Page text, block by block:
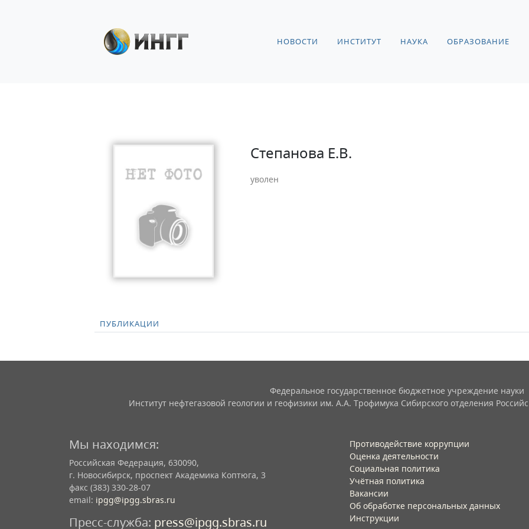
НОВОСТИ ИНСТИТУТ НАУКА ОБРАЗОВАНИЕ
Степанова Е.В.
уволен
ПУБЛИКАЦИИ
Федеральное государственное бюджетное учреждение науки
Институт нефтегазовой геологии и геофизики им. А.А. Трофимука Сибирского отделения
Мы находимся:
Российская Федерация, 630090,
г. Новосибирск, проспект Академика Коптюга, 3
факс (383) 330-28-07
email: ipgg@ipgg.sbras.ru
Пресс-служба: press@ipgg.sbras.ru
Противодействие коррупции
Оценка деятельности
Социальная политика
Учётная политика​
Вакансии​
Об обработке персональных данных​
Инструкции​